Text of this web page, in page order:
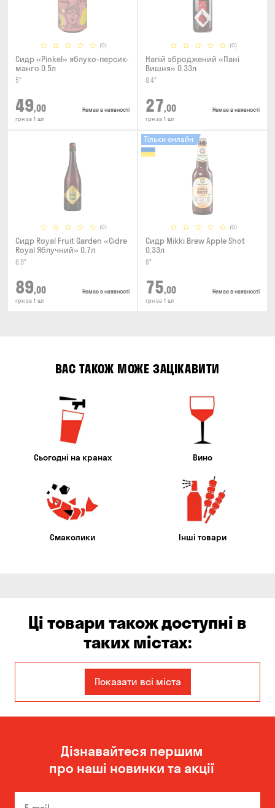
(0)
Сидр «Pinkel» яблуко-персик-
манго 0.5л
5°
49,00
грн за 1 шт
Немає в наявності
(0)
Напій зброджений «Пані
Вишня» 0.33л
8.4°
27,00
грн за 1 шт
Немає в наявності
(0)
Сидр Royal Fruit Garden «Cidre
Royal Яблучний» 0.7л
6.9°
89,00
грн за 1 шт
Немає в наявності
(0)
Тільки онлайн
Сидр Mikki Brew Apple Shot
0.33л
6°
75,00
грн за 1 шт
Немає в наявності
ВАС ТАКОЖ МОЖЕ ЗАЦІКАВИТИ
Сьогодні на кранах Вино
Смаколики Інші товари
Ці товари також доступні в
таких містах:
Єлизаветівка
Авангард Бабурка
Бориспіль Боярка
Бровари Буча
Показати всі міста
Дізнавайтеся першим
про наші новинки та акції